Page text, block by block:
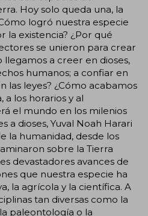
Hoy solo queda una, la
logró nuestra especie
la existencia? ¿Por qué
se unieron para crear
llegamos a creer en dioses,
humanos; a confiar en
las leyes? ¿Cómo acabamos
a los horarios y al
el mundo en los milenios
a dioses, Yuval Noah Harari
la humanidad, desde los
sobre la Tierra
devastadores avances de
que nuestra especie ha
la agrícola y la científica. A
tan diversas como la
paleontología o la